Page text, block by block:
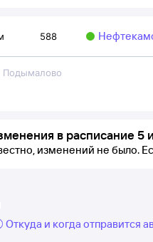
588
Подымалово
в расписание 5
изменений не было.
Откуда и когда отправится